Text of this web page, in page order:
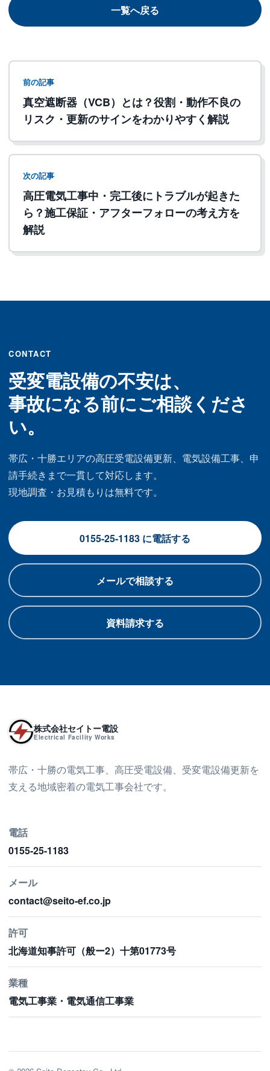
一覧へ戻る
前の記事
真空遮断器（VCB）とは？役割・動作不良の
リスク・更新のサインをわかりやすく解説
次の記事
高圧電気工事中・完工後にトラブルが起きた
ら？施工保証・アフターフォローの考え方を
解説
CONTACT
受変電設備の不安は、
事故になる前にご相談くださ
い。
帯広・十勝エリアの高圧受電設備更新、電気設備工事、申
請手続きまで一貫して対応します。
現地調査・お見積もりは無料です。
0155-25-1183 に電話する
メールで相談する
資料請求する
株式会社セイトー電設
Electrical Facility Works
帯広・十勝の電気工事、高圧受電設備、受変電設備更新を
支える地域密着の電気工事会社です。
電話
0155-25-1183
メール
contact@seito-ef.co.jp
許可
北海道知事許可（般ー2）十第01773号
業種
電気工事業・電気通信工事業